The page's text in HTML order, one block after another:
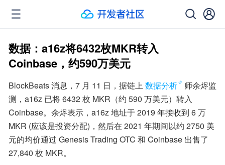
数据：a16z将6432枚MKR转入
Coinbase，约590万美元
BlockBeats 消息，7 月 11 日，据链上 数据分析
师余烬监
测，a16z 已将 6432 枚 MKR（约 590 万美元）转入
Coinbase。余烬表示，a16z 地址于 2019 年接收到 6 万
MKR (应该是投资分配)，然后在 2021 年期间以约 2750 美
元的均价通过 Genesis Trading OTC 和 Coinbase 出售了
27,840 枚 MKR。